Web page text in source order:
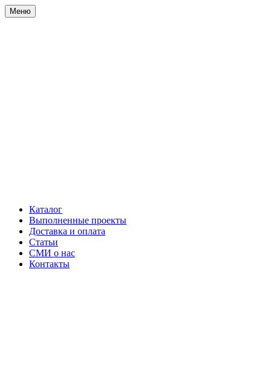
Меню
Каталог
Выполненные проекты
Доставка и оплата
Статьи
СМИ о нас
Контакты